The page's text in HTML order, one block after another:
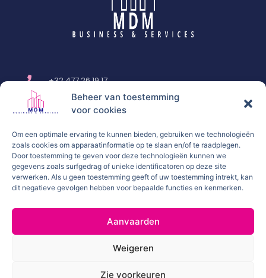
Beheer van toestemming
voor cookies
Om een optimale ervaring te kunnen bieden, gebruiken we technologieën
zoals cookies om apparaatinformatie op te slaan en/of te raadplegen.
Door toestemming te geven voor deze technologieën kunnen we
gegevens zoals surfgedrag of unieke identificatoren op deze site
verwerken. Als u geen toestemming geeft of uw toestemming intrekt, kan
dit negatieve gevolgen hebben voor bepaalde functies en kenmerken.
Aanvaarden
Weigeren
Zie voorkeuren
+32 477 26 19 17
info@mdm-business-services.be
cmelaniss@live.com
Persstraat 4 - 1000 Brussel
BE 0892.139.583
List Item
© All rights reserved
Proudly presented by